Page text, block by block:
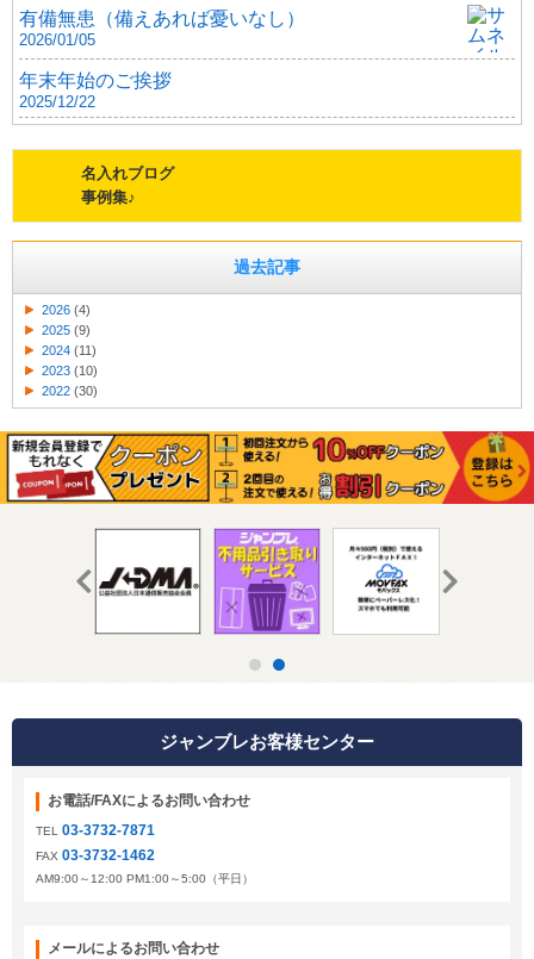
有備無患（備えあれば憂いなし）
2026/01/05
年末年始のご挨拶
2025/12/22
名入れブログ
事例集♪
過去記事
2026 (4)
2025 (9)
2024 (11)
2023 (10)
2022 (30)
ジャンブレお客様センター
お電話/FAXによるお問い合わせ
TEL 03-3732-7871
FAX 03-3732-1462
AM9:00～12:00 PM1:00～5:00（平日）
メールによるお問い合わせ